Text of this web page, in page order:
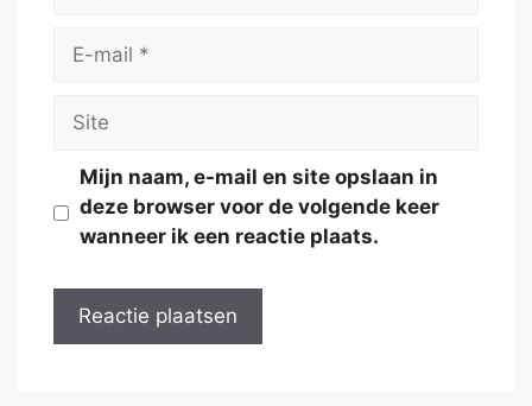
Site
Mijn naam, e-mail en site opslaan in
deze browser voor de volgende keer
wanneer ik een reactie plaats.